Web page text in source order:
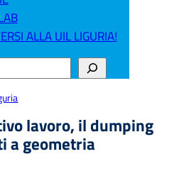
ALLA UIL LIGURIA!
lavoro, il dumping
a geometria